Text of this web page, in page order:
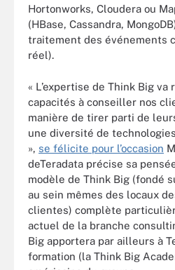
Hortonworks, Cloudera ou
(HBase, Cassandra,
traitement des événements
réel).
« L’expertise de Think Big va
capacités à conseiller nos
manière de tirer parti de
une diversité de
», se félicite pour l’occasion
deTeradata précise sa
modèle de Think Big (fondé
au sein mêmes des locaux
clientes) complète
actuel de la branche
Big apportera par ailleurs à
formation (la Think Big